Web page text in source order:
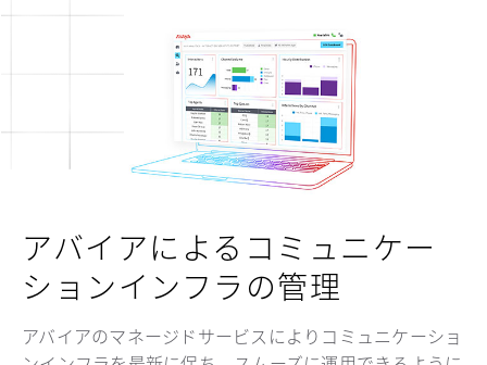
アバイアによるコミュニケー
ションインフラの管理
アバイアのマネージドサービスによりコミュニケーショ